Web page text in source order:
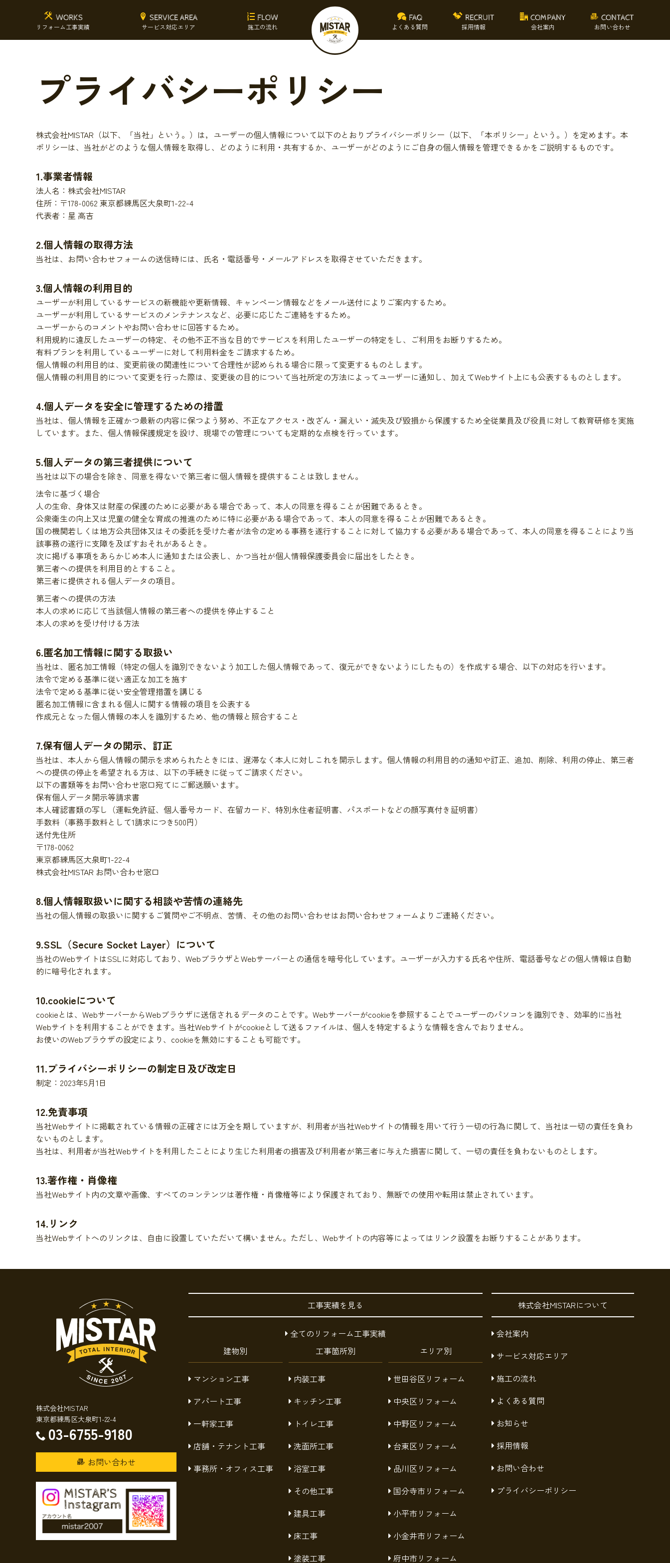
WORKS
リフォーム工事実績
SERVICE AREA
サービス対応エリア
FLOW
施工の流れ
FAQ
よくある質問
RECRUIT
採用情報
COMPANY
会社案内
CONTACT
お問い合わせ
プライバシーポリシー
株式会社MISTAR（以下、「当社」という。）は，ユーザーの個人情報について以下のとおりプライバシーポリシー（以下、「本ポリシー」という。）を定めます。本
ポリシーは、当社がどのような個人情報を取得し、どのように利用・共有するか、ユーザーがどのようにご自身の個人情報を管理できるかをご説明するものです。
1.事業者情報
法人名：株式会社MISTAR
住所：〒178-0062 東京都練馬区大泉町1-22-4
代表者：星 高吉
2.個人情報の取得方法
当社は、お問い合わせフォームの送信時には、氏名・電話番号・メールアドレスを取得させていただきます。
3.個人情報の利用目的
ユーザーが利用しているサービスの新機能や更新情報、キャンペーン情報などをメール送付によりご案内するため。
ユーザーが利用しているサービスのメンテナンスなど、必要に応じたご連絡をするため。
ユーザーからのコメントやお問い合わせに回答するため。
利用規約に違反したユーザーの特定、その他不正不当な目的でサービスを利用したユーザーの特定をし、ご利用をお断りするため。
有料プランを利用しているユーザーに対して利用料金をご請求するため。
個人情報の利用目的は、変更前後の関連性について合理性が認められる場合に限って変更するものとします。
個人情報の利用目的について変更を行った際は、変更後の目的について当社所定の方法によってユーザーに通知し、加えてWebサイト上にも公表するものとします。
4.個人データを安全に管理するための措置
当社は、個人情報を正確かつ最新の内容に保つよう努め、不正なアクセス・改ざん・漏えい・滅失及び毀損から保護するため全従業員及び役員に対して教育研修を実施
しています。また、個人情報保護規定を設け、現場での管理についても定期的な点検を行っています。
5.個人データの第三者提供について
当社は以下の場合を除き、同意を得ないで第三者に個人情報を提供することは致しません。
法令に基づく場合
人の生命、身体又は財産の保護のために必要がある場合であって、本人の同意を得ることが困難であるとき。
公衆衛生の向上又は児童の健全な育成の推進のために特に必要がある場合であって、本人の同意を得ることが困難であるとき。
国の機関若しくは地方公共団体又はその委託を受けた者が法令の定める事務を遂行することに対して協力する必要がある場合であって、本人の同意を得ることにより当
該事務の遂行に支障を及ぼすおそれがあるとき。
次に掲げる事項をあらかじめ本人に通知または公表し、かつ当社が個人情報保護委員会に届出をしたとき。
第三者への提供を利用目的とすること。
第三者に提供される個人データの項目。
第三者への提供の方法
本人の求めに応じて当該個人情報の第三者への提供を停止すること
本人の求めを受け付ける方法
6.匿名加工情報に関する取扱い
当社は、匿名加工情報（特定の個人を識別できないよう加工した個人情報であって、復元ができないようにしたもの）を作成する場合、以下の対応を行います。
法令で定める基準に従い適正な加工を施す
法令で定める基準に従い安全管理措置を講じる
匿名加工情報に含まれる個人に関する情報の項目を公表する
作成元となった個人情報の本人を識別するため、他の情報と照合すること
7.保有個人データの開示、訂正
当社は、本人から個人情報の開示を求められたときには、遅滞なく本人に対しこれを開示します。個人情報の利用目的の通知や訂正、追加、削除、利用の停止、第三者
への提供の停止を希望される方は、以下の手続きに従ってご請求ください。
以下の書類等をお問い合わせ窓口宛てにご郵送願います。
保有個人データ開示等請求書
本人確認書類の写し（運転免許証、個人番号カード、在留カード、特別永住者証明書、パスポートなどの顔写真付き証明書）
手数料（事務手数料として1請求につき500円）
送付先住所
〒178-0062
東京都練馬区大泉町1-22-4
株式会社MISTAR お問い合わせ窓口
8.個人情報取扱いに関する相談や苦情の連絡先
当社の個人情報の取扱いに関するご質問やご不明点、苦情、その他のお問い合わせはお問い合わせフォームよりご連絡ください。
9.SSL（Secure Socket Layer）について
当社のWebサイトはSSLに対応しており、WebブラウザとWebサーバーとの通信を暗号化しています。ユーザーが入力する氏名や住所、電話番号などの個人情報は自動
的に暗号化されます。
10.cookieについて
cookieとは、WebサーバーからWebブラウザに送信されるデータのことです。Webサーバーがcookieを参照することでユーザーのパソコンを識別でき、効率的に当社
Webサイトを利用することができます。当社Webサイトがcookieとして送るファイルは、個人を特定するような情報を含んでおりません。
お使いのWebブラウザの設定により、cookieを無効にすることも可能です。
11.プライバシーポリシーの制定日及び改定日
制定：2023年5月1日
12.免責事項
当社Webサイトに掲載されている情報の正確さには万全を期していますが、利用者が当社Webサイトの情報を用いて行う一切の行為に関して、当社は一切の責任を負わ
ないものとします。
当社は、利用者が当社Webサイトを利用したことにより生じた利用者の損害及び利用者が第三者に与えた損害に関して、一切の責任を負わないものとします。
13.著作権・肖像権
当社Webサイト内の文章や画像、すべてのコンテンツは著作権・肖像権等により保護されており、無断での使用や転用は禁止されています。
14.リンク
当社Webサイトへのリンクは、自由に設置していただいて構いません。ただし、Webサイトの内容等によってはリンク設置をお断りすることがあります。
株式会社MISTAR
東京都練馬区大泉町1-22-4
03-6755-9180
お問い合わせ
工事実績を見る
全てのリフォーム工事実績
建物別
マンション工事
アパート工事
一軒家工事
店舗・テナント工事
事務所・オフィス工事
工事箇所別
内装工事
キッチン工事
トイレ工事
洗面所工事
浴室工事
その他工事
建具工事
床工事
塗装工事
エリア別
世田谷区リフォーム
中央区リフォーム
中野区リフォーム
台東区リフォーム
品川区リフォーム
国分寺市リフォーム
小平市リフォーム
小金井市リフォーム
府中市リフォーム
株式会社MISTARについて
会社案内
サービス対応エリア
施工の流れ
よくある質問
お知らせ
採用情報
お問い合わせ
プライバシーポリシー